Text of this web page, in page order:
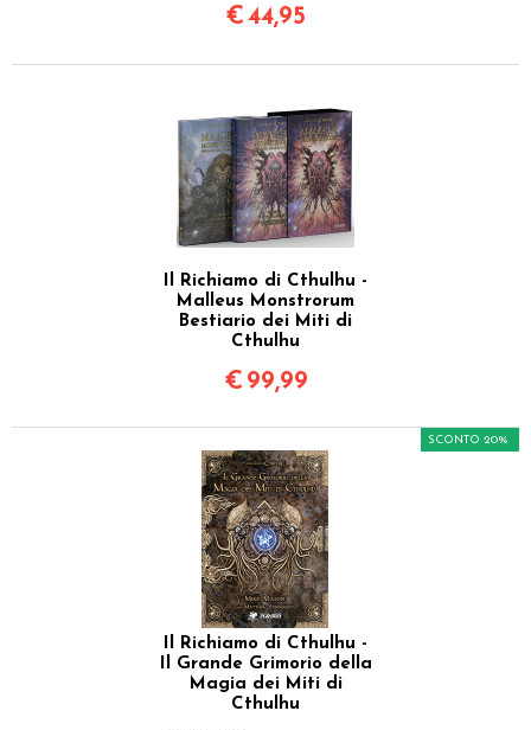
€44,95
Il Richiamo di Cthulhu -
Malleus Monstrorum
Bestiario dei Miti di
Cthulhu
€ 99,99
Il Richiamo di Cthulhu -
Il Grande Grimorio della
Magia dei Miti di
Cthulhu
SCONTO 20%